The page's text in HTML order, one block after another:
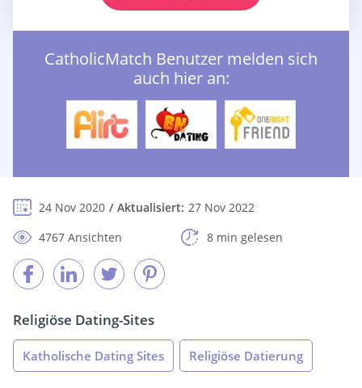
CatholicMatch Benutzer melden sich
auch hier an:
24 Nov 2020 Aktualisiert: 27 Nov 2022
4767 Ansichten
8 min gelesen
Religiöse Dating-Sites
Katholische Dating Sites Religiöse Datierung